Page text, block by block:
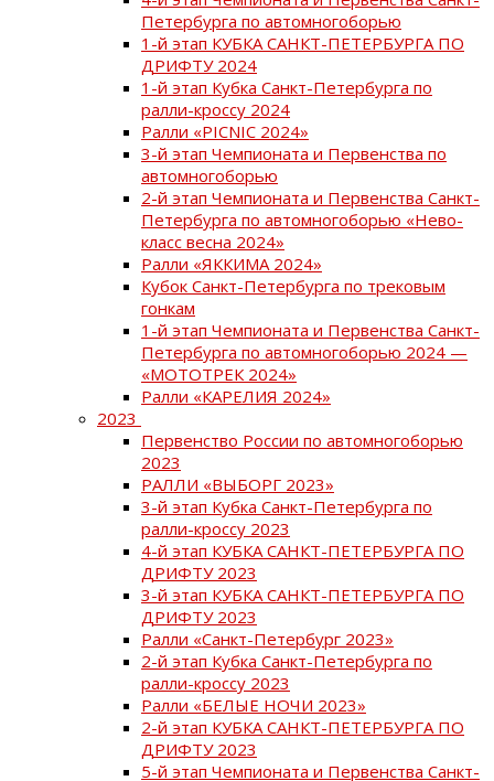
Петербурга по автомногоборью
1-й этап КУБКА САНКТ-ПЕТЕРБУРГА ПО
ДРИФТУ 2024
1-й этап Кубка Санкт-Петербурга по
ралли-кроссу 2024
Ралли «PICNIC 2024»
3-й этап Чемпионата и Первенства по
автомногоборью
2-й этап Чемпионата и Первенства Санкт-
Петербурга по автомногоборью «Нево-
класс весна 2024»
Ралли «ЯККИМА 2024»
Кубок Санкт-Петербурга по трековым
гонкам
1-й этап Чемпионата и Первенства Санкт-
Петербурга по автомногоборью 2024 —
«МОТОТРЕК 2024»
Ралли «КАРЕЛИЯ 2024»
2023
Первенство России по автомногоборью
2023
РАЛЛИ «ВЫБОРГ 2023»
3-й этап Кубка Санкт-Петербурга по
ралли-кроссу 2023
4-й этап КУБКА САНКТ-ПЕТЕРБУРГА ПО
ДРИФТУ 2023
3-й этап КУБКА САНКТ-ПЕТЕРБУРГА ПО
ДРИФТУ 2023
Ралли «Санкт-Петербург 2023»
2-й этап Кубка Санкт-Петербурга по
ралли-кроссу 2023
Ралли «БЕЛЫЕ НОЧИ 2023»
2-й этап КУБКА САНКТ-ПЕТЕРБУРГА ПО
ДРИФТУ 2023
5-й этап Чемпионата и Первенства Санкт-